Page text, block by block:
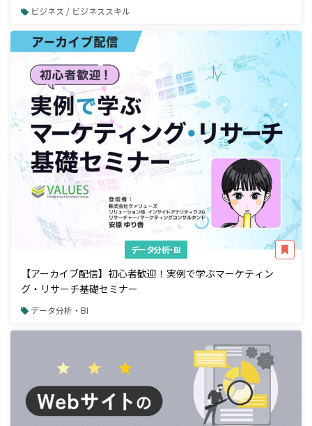
ビジネス / ビジネススキル
データ分析・BI
【アーカイブ配信】初心者歓迎！実例で学ぶマーケティン
グ・リサーチ基礎セミナー
データ分析・BI